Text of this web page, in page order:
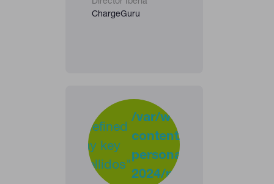
ChargeGuru
Undefined
array key
"apellidos"
/var/www/clients/
content/plugins/
personas-
2024/